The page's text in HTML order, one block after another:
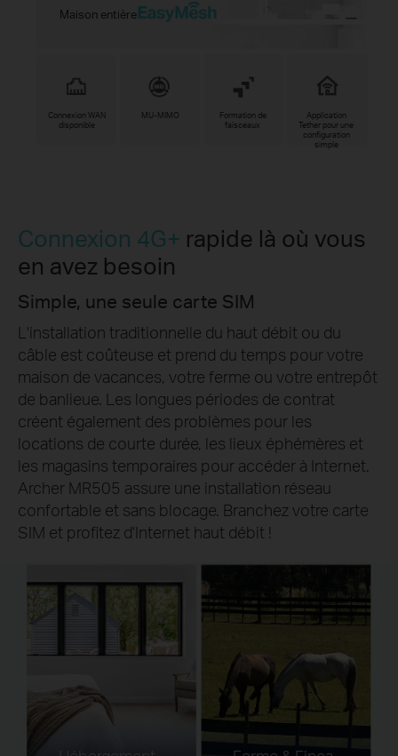
Maison entière
Connexion WAN
disponible
MU-MIMO
Formation de
faisceaux
Application
Tether pour une
configuration
simple
Connexion 4G+ rapide là où vous
en avez besoin
Simple, une seule carte SIM
L'installation traditionnelle du haut débit ou du
câble est coûteuse et prend du temps pour votre
maison de vacances, votre ferme ou votre entrepôt
de banlieue. Les longues périodes de contrat
créent également des problèmes pour les
locations de courte durée, les lieux éphémères et
les magasins temporaires pour accéder à Internet.
Archer MR505 assure une installation réseau
confortable et sans blocage. Branchez votre carte
SIM et profitez d'Internet haut débit !